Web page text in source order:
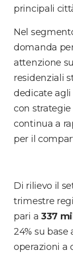
principali
Nel
domanda
attenzione
residenziali
dedicate
con
continua a
per il
Di rilievo il
trimestre
pari a 337
24% su
operazioni a